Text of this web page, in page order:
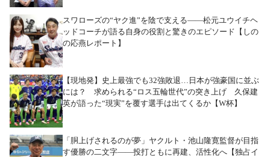
スワローズの“ヤク進”を陰で支える――松元ユウイチヘ
ッドコーチが語る自身の役割と驚きのエピソード【しの
の応燕レポート】
【現地発】史上最強でも32強敗退…日本が強豪国に並ぶ
には？ 求められる“ロス五輪世代”の突き上げ 久保建
英が語った“現実”を覆す選手は出てくるか【W杯】
「胴上げされるのが夢」ヤクルト・池山隆寛監督が目指
す優勝の二文字――投打ともに再建、活性化へ【独占イ